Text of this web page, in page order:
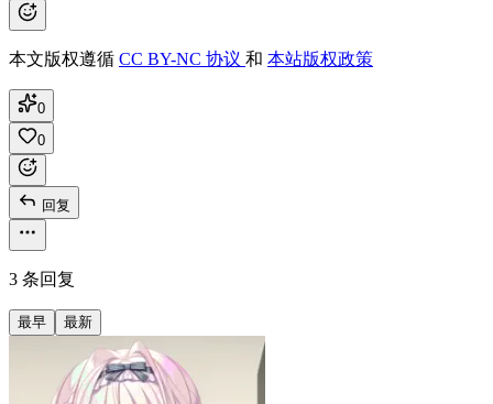
本文版权遵循 CC BY-NC 协议 和 本站版权政策
0
0
回复
3 条回复
最早 最新